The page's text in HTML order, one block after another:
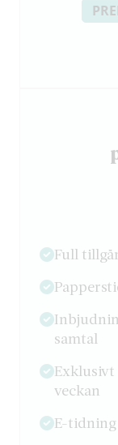
Full
samtal
Exklusivt
veckan
E-tidning